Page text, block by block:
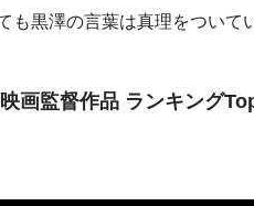
も黒澤の言葉は真理をついて
画監督作品 ランキング